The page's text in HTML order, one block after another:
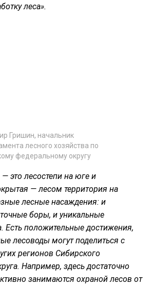
леса».
Гришин, начальник
лесного хозяйства по
федеральному округу
это лесостепи на юге и
— лесом территория на
лесные насаждения: и
боры, и уникальные
Есть положительные достижения,
лесоводы могут поделиться с
регионов Сибирского
Например, здесь достаточно
занимаются охраной лесов от